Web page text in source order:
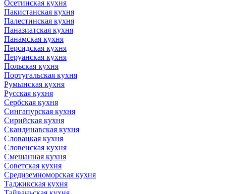
Осетинская кухня
Пакистанская кухня
Палестинская кухня
Паназиатская кухня
Панамская кухня
Персидская кухня
Перуанская кухня
Польская кухня
Португальская кухня
Румынская кухня
Русская кухня
Сербская кухня
Сингапурская кухня
Сирийская кухня
Скандинавская кухня
Словацкая кухня
Словенская кухня
Смешанная кухня
Советская кухня
Средиземноморская кухня
Таджикская кухня